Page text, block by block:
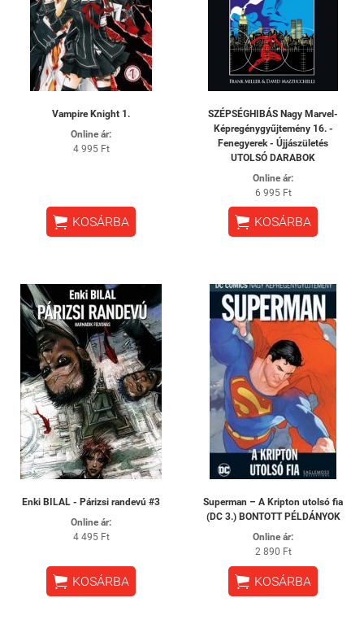
Vampire ​Knight 1.
Online ár:
4 995 Ft
 KOSÁRBA
SZÉPSÉGHIBÁS Nagy Marvel-
Képregénygyűjtemény 16. -
Fenegyerek - Újjászületés
UTOLSÓ DARABOK
Online ár:
6 995 Ft
 KOSÁRBA
Enki BILAL - Párizsi randevú #3
Online ár:
4 495 Ft
 KOSÁRBA
Superman – A Kripton utolsó fia
(DC 3.) BONTOTT PÉLDÁNYOK
Online ár:
2 890 Ft
 KOSÁRBA